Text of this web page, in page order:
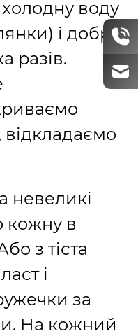
воду
і добре
разів.
невеликі
кожну в
з тіста
і
за
На кожний